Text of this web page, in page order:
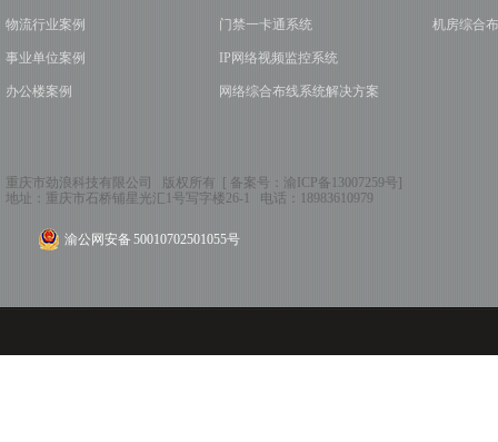
物流行业案例
事业单位案例
办公楼案例
门禁一卡通系统
IP网络视频监控系统
网络综合布线系统解决方案
机房综合
重庆市劲浪科技有限公司 版权所有 [ 备案号： 渝ICP备13007259号]
地址： 重庆市石桥铺星光汇1号写字楼26-1 电话： 18983610979
渝公网安备 50010702501055号